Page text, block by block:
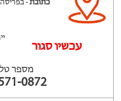
כתובת-
‫עכשיו סגור
מספר
0872